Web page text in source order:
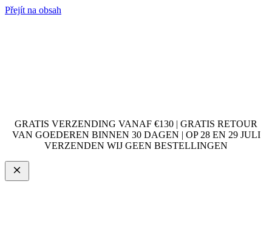
Přejít na obsah
GRATIS VERZENDING VANAF €130 | GRATIS RETOUR
VAN GOEDEREN BINNEN 30 DAGEN | OP 28 EN 29 JULI
VERZENDEN WIJ GEEN BESTELLINGEN